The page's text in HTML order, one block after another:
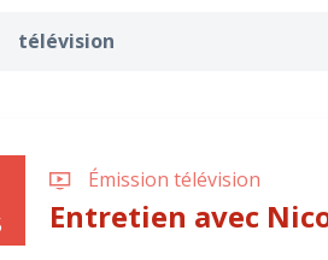
télévision
Émission télévision
Entretien avec